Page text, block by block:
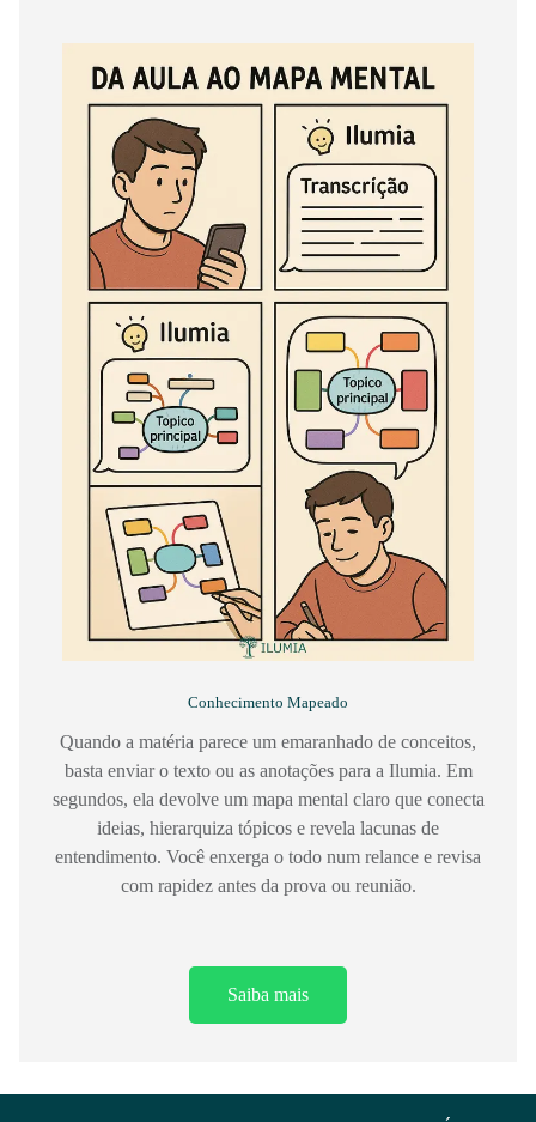
Conhecimento Mapeado
Quando a matéria parece um emaranhado de conceitos,
basta enviar o texto ou as anotações para a Ilumia. Em
segundos, ela devolve um mapa mental claro que conecta
ideias, hierarquiza tópicos e revela lacunas de
entendimento. Você enxerga o todo num relance e revisa
com rapidez antes da prova ou reunião.
Saiba mais